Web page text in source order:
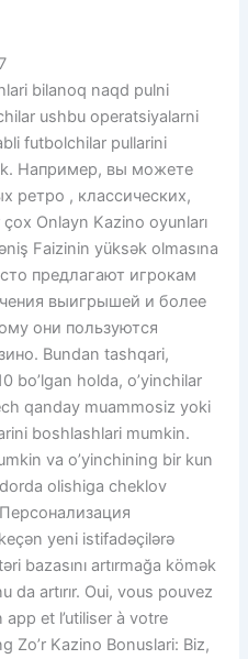
bilanoq naqd pulni
ushbu operatsiyalarni
futbolchilar pullarini
Например, вы можете
ретро , классических,
Onlayn Kazino oyunları
Faizinin yüksək olmasına
предлагают игрокам
выигрышей и более
они пользуются
Bundan tashqari,
bo’lgan holda, o’yinchilar
qanday muammosiz yoki
boshlashlari mumkin.
va o’yinchining bir kun
olishiga cheklov
yeni istifadəçilərə
bazasını artırmağa kömək
da artırır. Oui, vous pouvez
et l’utiliser à votre
Zo’r Kazino Bonuslari: Biz,